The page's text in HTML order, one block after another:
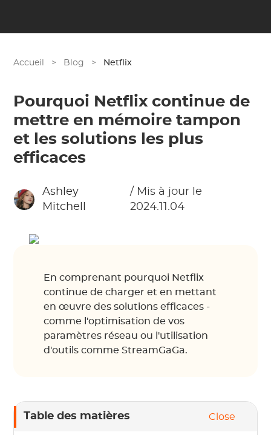
Accueil > Blog > Netflix
Pourquoi Netflix continue de
mettre en mémoire tampon
et les solutions les plus
efficaces
Ashley
Mitchell
/ Mis à jour le
2024.11.04
En comprenant pourquoi Netflix
continue de charger et en mettant
en œuvre des solutions efficaces -
comme l'optimisation de vos
paramètres réseau ou l'utilisation
d'outils comme StreamGaGa.
Table des matières Close